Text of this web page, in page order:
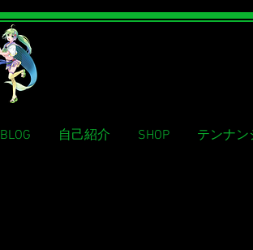
BLOG 自己紹介 SHOP テンナ